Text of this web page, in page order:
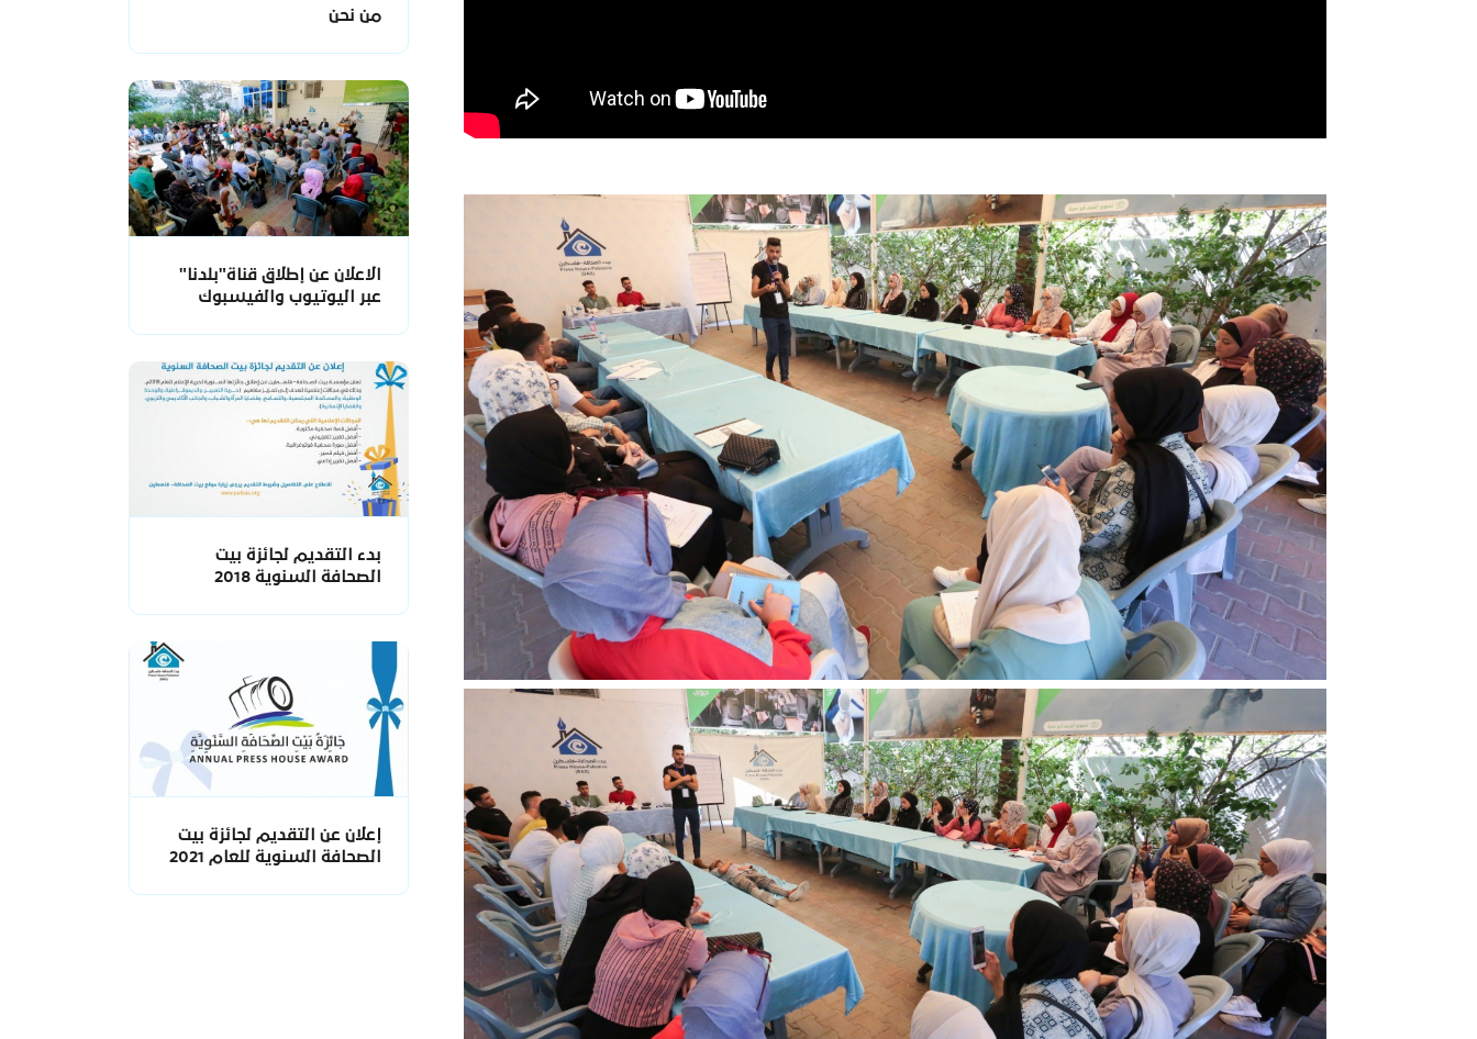
من نحن
الاعلان عن إطلاق قناة"بلدنا"
عبر اليوتيوب والفيسبوك
بدء التقديم لجائزة بيت
الصحافة السنوية 2018
إعلان عن التقديم لجائزة بيت
الصحافة السنوية للعام 2021